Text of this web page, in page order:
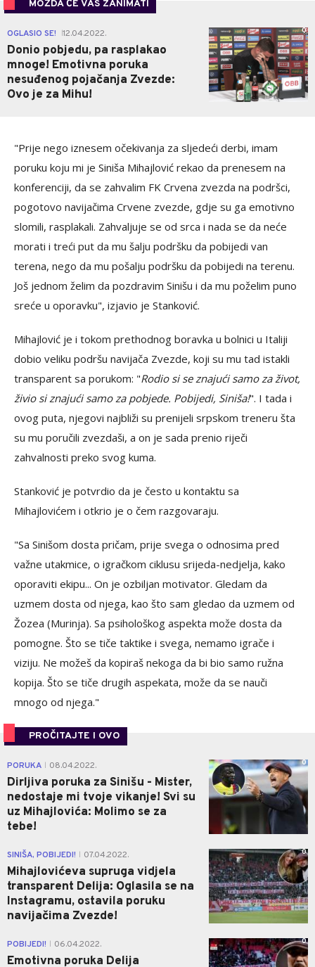
MOŽDA ĆE VAS ZANIMATI
OGLASIO SE! 12.04.2022.
Donio pobjedu, pa rasplakao
mnoge! Emotivna poruka
nesuđenog pojačanja Zvezde:
Ovo je za Mihu!
0
"Prije nego iznesem očekivanja za sljedeći derbi, imam
poruku koju mi je Siniša Mihajlović rekao da prenesem na
konferenciji, da se zahvalim FK Crvena zvezda na podršci,
pogotovo navijačima Crvene zvezde, gdje su ga emotivno
slomili, rasplakali. Zahvaljuje se od srca i nada se da neće
morati i treći put da mu šalju podršku da pobijedi van
terena, nego da mu pošalju podršku da pobijedi na terenu.
Još jednom želim da pozdravim Sinišu i da mu poželim puno
sreće u oporavku", izjavio je Stanković.
Mihajlović je i tokom prethodnog boravka u bolnici u Italiji
dobio veliku podršu navijača Zvezde, koji su mu tad istakli
transparent sa porukom: "Rodio si se znajući samo za život,
živio si znajući samo za pobjede. Pobijedi, Siniša!". I tada i
ovog puta, njegovi najbliži su prenijeli srpskom treneru šta
su mu poručili zvezdaši, a on je sada prenio riječi
zahvalnosti preko svog kuma.
Stanković je potvrdio da je često u kontaktu sa
Mihajlovićem i otkrio je o čem razgovaraju.
"Sa Sinišom dosta pričam, prije svega o odnosima pred
važne utakmice, o igračkom ciklusu srijeda-nedjelja, kako
oporaviti ekipu... On je ozbiljan motivator. Gledam da
uzmem dosta od njega, kao što sam gledao da uzmem od
Žozea (Murinja). Sa psihološkog aspekta može dosta da
pomogne. Što se tiče taktike i svega, nemamo igrače i
viziju. Ne možeš da kopiraš nekoga da bi bio samo ružna
kopija. Što se tiče drugih aspekata, može da se nauči
mnogo od njega."
PROČITAJTE I OVO
PORUKA 08.04.2022.
Dirljiva poruka za Sinišu - Mister,
nedostaje mi tvoje vikanje! Svi su
uz Mihajlovića: Molimo se za
tebe!
0
SINIŠA, POBIJEDI! 07.04.2022.
Mihajlovićeva supruga vidjela
transparent Delija: Oglasila se na
Instagramu, ostavila poruku
navijačima Zvezde!
0
POBIJEDI! 06.04.2022.
Emotivna poruka Delija
0